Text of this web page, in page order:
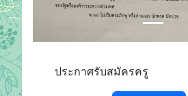
ประกาศรับสมัครครู